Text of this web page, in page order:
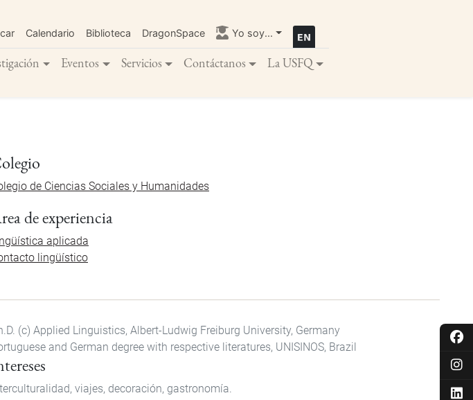
contenido
principal
Calendario Biblioteca DragonSpace Yo soy...
Eventos Servicios Contáctanos La USFQ
de Ciencias Sociales y Humanidades
de experiencia
aplicada
lingüístico
(c) Applied Linguistics, Albert-Ludwig Freiburg University, Germany
and German degree with respective literatures, UNISINOS, Brazil
viajes, decoración, gastronomía.